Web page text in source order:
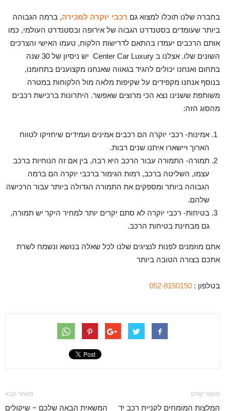
בחברה שלנו תוכלו למצוא גם רכבי יוקרה למכירה, ברמה הגבוהה
ביותר שעומדים בסטנדרט הגבוה של אירופה ובסטנדרט העולמי, כמו
אותם הרכבים יעמדו בהתאם לדרישות הלקוח, טעמו האישי והצרכים
השונים שלו. אצלנו ב Center Car Luxury יש ניסיון של 30 שנה
בתחום ואנחנו יכולים להגיד בגאווה שאנחנו מקצוענים בתחומנו,
בנוסף אנחנו מקפידים על שקיפות מלאה מול הלקוחות במטרה
משותפת ששנינו נצא הכי מרוצים שאפשר. היתרונות ברכישת רכבים
מהסוג הזה:
אמינות- רכבי יוקרה הם רכבים אמינים ועמידים שיחזיקו לטווח
הארוך ויישארו איתנו שנים רבות.
תמורה- התמורה עבור הרכב היא רבה, בין אם זה הנוחיות ברכב
עצמו, השליטה ברכב, רמות הגימור ברכבי יוקרה הם ברמה
הגבוהה ביותר ומספקים את התמורה הגדולה ביותר עבור הרכישה
שלהם.
בטיחות- רכבי יוקרה לא סתם יקרים יותר למחיר היקר יש תמורה,
גם מבחינת בטיחות הרכב.
אתם מוזמנים לפנות לנציגים שלנו לכל שאלה בנושא ונשמח לשרת
אתכם בצורה הטובה ביותר
בטלפון : 052-8150150
מאמר קודם
המלצות המומחים לקניית רכב יד
מאמר הבא
המשאית הבאה שלכם – שיקולים